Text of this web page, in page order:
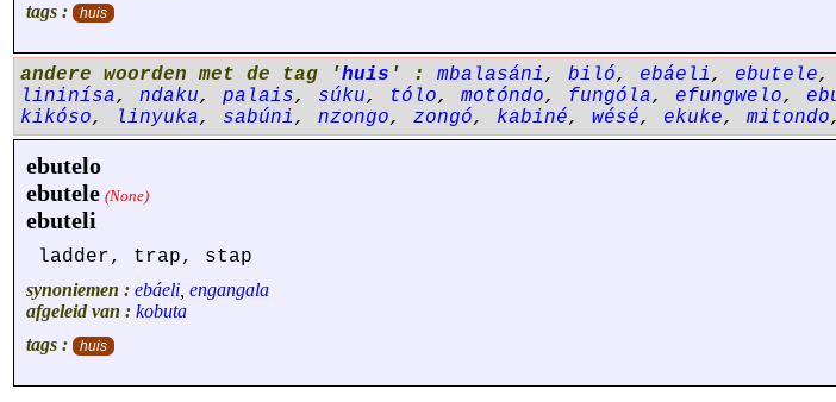
tags :
huis
andere woorden met de tag 'huis ' : mbalasáni, biló, ebáeli, ebutele,
lininísa, ndaku, palais, súku, tólo, motóndo, fungóla, efungwelo,
kikóso, linyuka, sabúni, nzongo, zongó, kabiné, wésé, ekuke, mitondo
ebutelo
ebutele (None)
ebuteli
ladder, trap, stap
synoniemen : ebáeli engangala
afgeleid van : kobuta
tags :
huis